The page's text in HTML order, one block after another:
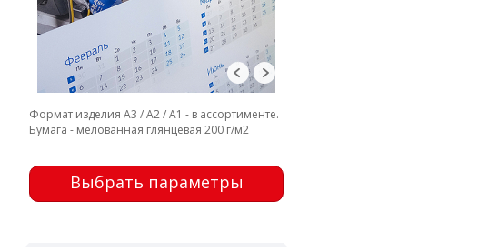
Формат изделия А3 / А2 / А1 - в ассортименте.
Бумага - мелованная глянцевая 200 г/м2
Выбрать параметры